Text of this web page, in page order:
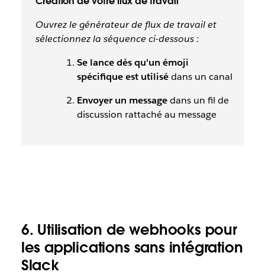
Ouvrez le générateur de flux de travail et
sélectionnez la séquence ci-dessous :
Se lance dès qu’un émoji
spécifique est utilisédans un canal
Envoyer un messagedans un fil de
discussion rattaché au message
6. Utilisation de webhooks pour
les applications sans intégration
Slack